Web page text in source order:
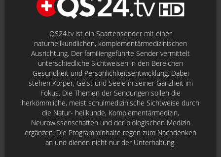
QS24.tv ist ein Spartensender mit einer
naturheilkundlichen, komplementärmedizinischen
Ausrichtung. Der familiengeführte Sender vermittelt
unterschiedliche Sichtweisen in den Bereichen
Gesundheit und Persönlichkeitsentwicklung. Dabei
stehen Körper, Geist und Seele in seiner Ganzheit im
Fokus. Die Themen der Sendungen sollen die
herkömmliche, meist schulmedizinische Sichtweise durch
die Natur- heilkunde, Komplementärmedizin,
Neurowissenschaften und der biologischen Medizin
ergänzen. Die Programminhalte regen zum Nachdenken
an und dienen nicht nur der Unterhaltung.